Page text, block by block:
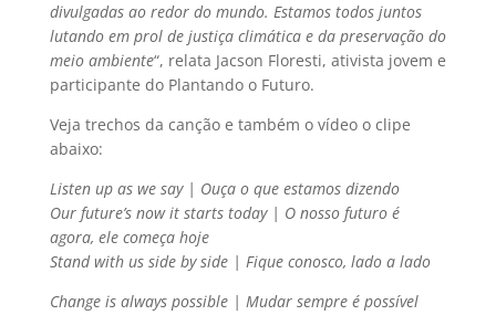
divulgadas ao redor do mundo. Estamos todos juntos
lutando em prol de justiça climática e da preservação do
meio ambiente“, relata Jacson Floresti, ativista jovem e
participante do Plantando o Futuro.
Veja trechos da canção e também o vídeo o clipe
abaixo:
Listen up as we say | Ouça o que estamos dizendo
Our future’s now it starts today | O nosso futuro é
agora, ele começa hoje
Stand with us side by side | Fique conosco, lado a lado
Change is always possible | Mudar sempre é possível